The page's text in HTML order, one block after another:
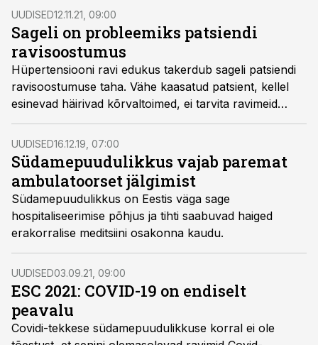
UUDISED12.11.21, 09:00
Sageli on probleemiks patsiendi
ravisoostumus
Hüpertensiooni ravi edukus takerdub sageli patsiendi
ravisoostumuse taha. Vähe kaasatud patsient, kellel
esinevad häirivad kõrvaltoimed, ei tarvita ravimeid
korralikult ega saavuta eesmärkväärtuseid.
UUDISED16.12.19, 07:00
Südamepuudulikkus vajab paremat
ambulatoorset jälgimist
Südamepuudulikkus on Eestis väga sage
hospitaliseerimise põhjus ja tihti saabuvad haiged
erakorralise meditsiini osakonna kaudu.
UUDISED03.09.21, 09:00
ESC 2021: COVID-19 on endiselt
peavalu
Covidi-tekkese südamepuudulikkuse korral ei ole